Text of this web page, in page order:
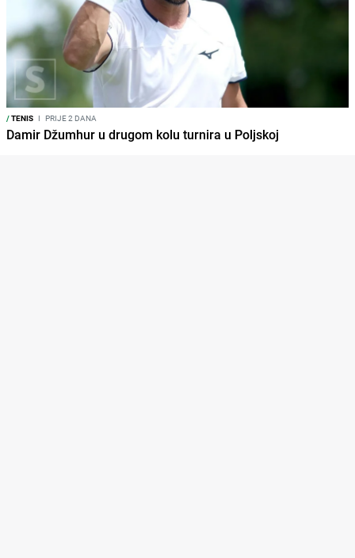
/TENIS I PRIJE 2 DANA
Damir Džumhur u drugom kolu turnira u Poljskoj